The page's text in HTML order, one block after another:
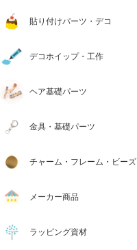
貼り付けパーツ・デコ
デコホイップ・工作
ヘア基礎パーツ
金具・基礎パーツ
チャーム・フレーム・ビーズ
メーカー商品
ラッピング資材